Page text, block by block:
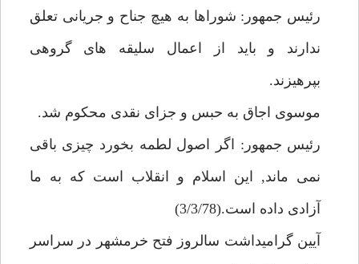
رئيس جمهور: شوراها به هيچ جناح و جريانى تعلق
ندارند و بايد از اعمال سليقه هاى گروهى
بپرهيزند.
موسوى اجاق به حبس و جزاى نقدى محكوم شد.
رئيس جمهور: اگر اصول لطمه بخورد چيزى باقى
نمى ماند, اين اسلام و انقلاب است كه به ما
آزادى داده است.(3/3/78)
آيين گراميداشت سالروز فتح خرمشهر در سراسر